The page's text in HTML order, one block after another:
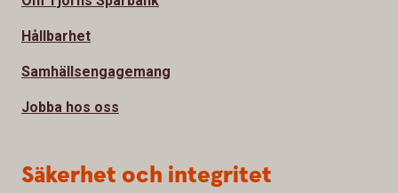
Hållbarhet
Samhällsengagemang
Jobba hos oss
Säkerhet och integritet